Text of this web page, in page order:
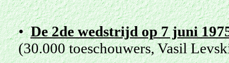
•De 2de wedstrijd op 7 juni
(30.000 toeschouwers, Vasil